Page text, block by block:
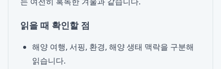
읽을 때 확인할 점
해양 여행, 서핑, 환경, 해양 생태 맥락을 구분해
읽습니다.